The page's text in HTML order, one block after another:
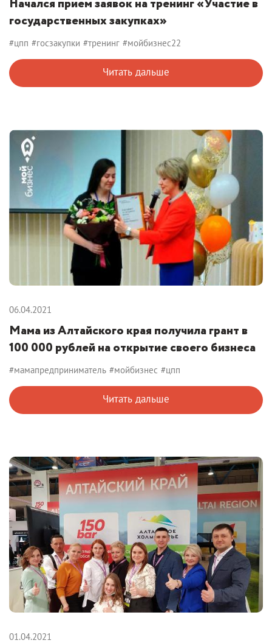
Начался прием заявок на тренинг «Участие в
государственных закупках»
#цпп #госзакупки #тренинг #мойбизнес22
Читать дальше
06.04.2021
Мама из Алтайского края получила грант в
100 000 рублей на открытие своего бизнеса
#мамапредприниматель #мойбизнес #цпп
Читать дальше
01.04.2021